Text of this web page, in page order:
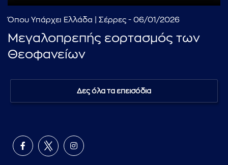
Όπου Υπάρχει Ελλάδα | Σέρρες - 06/01/2026
Μεγαλοπρεπής εορτασμός των
Θεοφανείων
Δες όλα τα επεισόδια